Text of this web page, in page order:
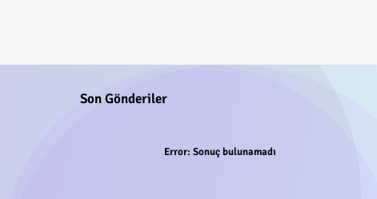
Son Gönderiler
Error: Sonuç bulunamadı